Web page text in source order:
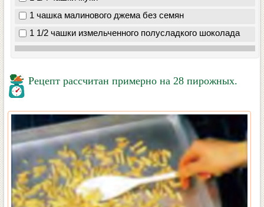
1 чашка малинового джема без семян
1 1/2 чашки измельченного полусладкого шоколада
Рецепт рассчитан примерно на 28 пирожных.